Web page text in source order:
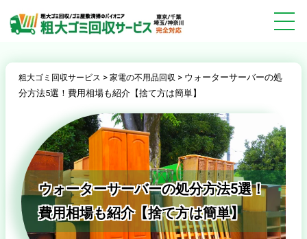
粗大ゴミ回収サービス > 家電の不用品回収 > ウォーターサーバーの処
分方法5選！費用相場も紹介【捨て方は簡単】
ウォーターサーバーの処分方法5選！
費用相場も紹介【捨て方は簡単】